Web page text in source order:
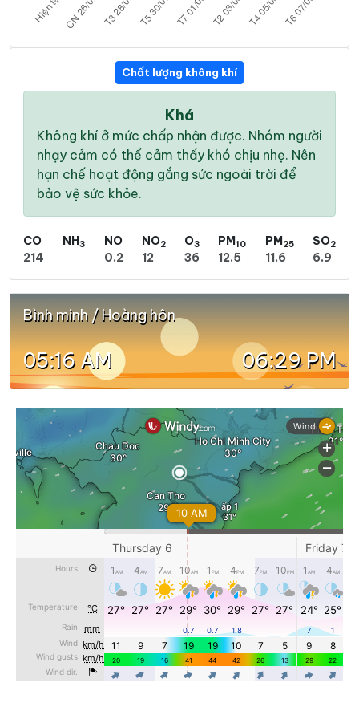
Chất lượng không khí
Khá
Không khí ở mức chấp nhận được. Nhóm người
nhạy cảm có thể cảm thấy khó chịu nhẹ. Nên
hạn chế hoạt động gắng sức ngoài trời để
bảo vệ sức khỏe.
CO
214
NH3
NO
0.2
NO2
12
O3
36
PM10
12.5
PM25
11.6
SO2
6.9
Bình minh / Hoàng hôn
05:16 AM 06:29 PM